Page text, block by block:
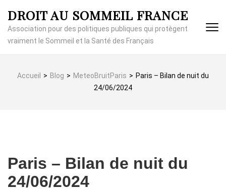
contenu
(Pressez
DROIT AU SOMMEIL FRANCE
Association pour des politiques publiques qui protègent
vraiment le Sommeil et la Santé des Français
Accueil > Blog > MeteoBruitParis > Paris – Bilan de nuit du
24/06/2024
Paris – Bilan de nuit du
24/06/2024